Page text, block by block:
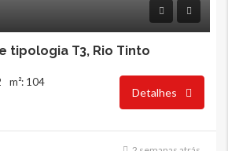
tipologia T3, Rio Tinto
m²: 104
Detalhes